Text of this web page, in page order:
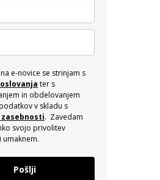
e-novice se strinjam s
ter s
in obdelovanjem
v skladu s
. Zavedam
svojo privolitev
Pošlji